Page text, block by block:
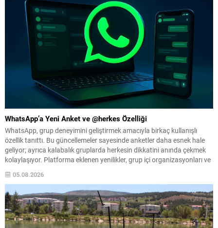
WhatsApp’a Yeni Anket ve @herkes Özelliği
WhatsApp, grup deneyimini geliştirmek amacıyla birkaç kullanışlı
özellik tanıttı. Bu güncellemeler sayesinde anketler daha esnek hale
geliyor; ayrıca kalabalık gruplarda herkesin dikkatini anında çekmek
kolaylaşıyor. Platforma eklenen yenilikler, grup içi organizasyonları ve
duyuruları yönetmeyi daha pratik bir hâle getiriyor. Aşağıda öne çıkan
değişiklikler ve kullanım notları özetlenmiştir. Anketlerde esneklik ve...
05.08.2026